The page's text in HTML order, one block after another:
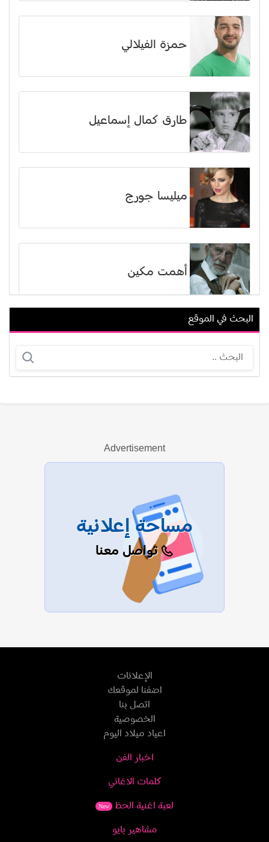
حمزة الفيلالي
طارق كمال إسماعيل
ميليسا جورج
أهمت مكين
البحث في الموقع
Advertisement
مساحة إعلانية
تواصل معنا
الإعلانات
اضفنا لموقعك
اتصل بنا
الخصوصية
اعياد ميلاد اليوم
اخبار الفن
كلمات الاغاني
لعبة اغنية الحظ New
مشاهير بايو